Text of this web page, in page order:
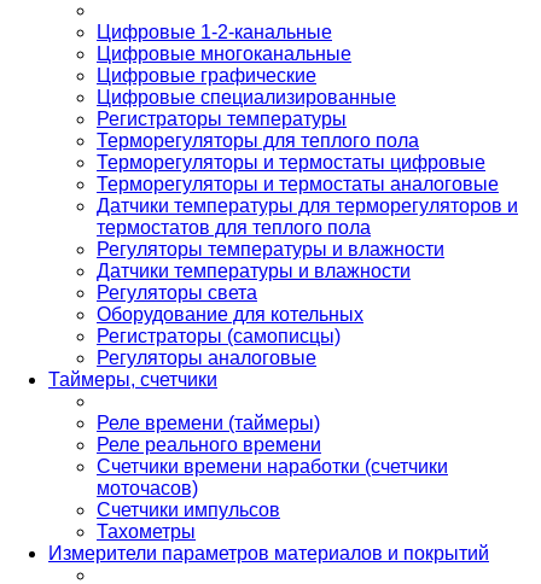
Цифровые 1-2-канальные
Цифровые многоканальные
Цифровые графические
Цифровые специализированные
Регистраторы температуры
Терморегуляторы для теплого пола
Терморегуляторы и термостаты цифровые
Терморегуляторы и термостаты аналоговые
Датчики температуры для терморегуляторов и
термостатов для теплого пола
Регуляторы температуры и влажности
Датчики температуры и влажности
Регуляторы света
Оборудование для котельных
Регистраторы (самописцы)
Регуляторы аналоговые
Таймеры, счетчики
Реле времени (таймеры)
Реле реального времени
Счетчики времени наработки (счетчики
моточасов)
Счетчики импульсов
Тахометры
Измерители параметров материалов и покрытий